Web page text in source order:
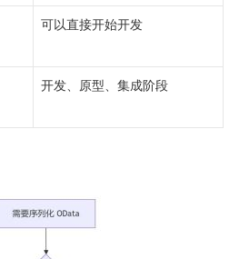
可以直接开始开发
开发、原型、集成阶段